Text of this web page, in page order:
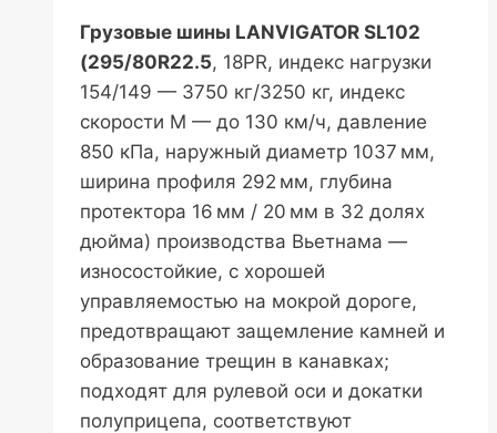
Грузовые шины LANVIGATOR SL102
(295/80R22.5, 18PR, индекс нагрузки
154/149 — 3750 кг/3250 кг, индекс
скорости M — до 130 км/ч, давление
850 кПа, наружный диаметр 1037 мм,
ширина профиля 292 мм, глубина
протектора 16 мм / 20 мм в 32 долях
дюйма) производства Вьетнама —
износостойкие, с хорошей
управляемостью на мокрой дороге,
предотвращают защемление камней и
образование трещин в канавках;
подходят для рулевой оси и докатки
полуприцепа, соответствуют